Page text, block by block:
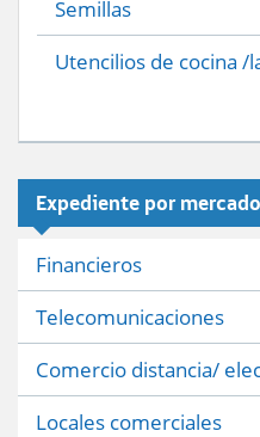
Semillas
Utencilios de cocina /
Expediente por
Financieros
Telecomunicaciones
Comercio distancia/
Locales comerciales